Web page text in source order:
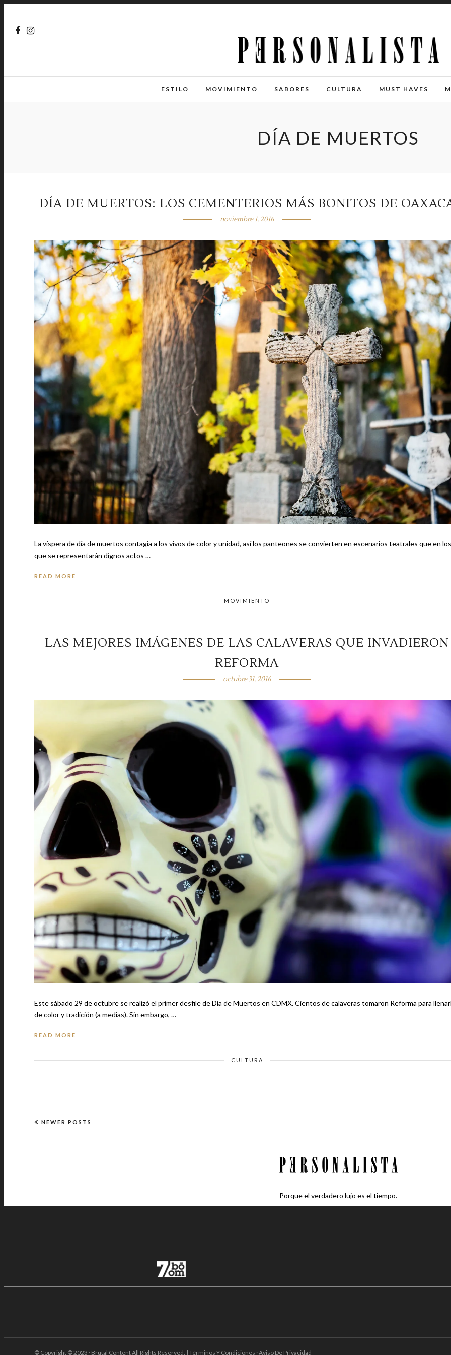
ESTILO MOVIMIENTO SABORES CULTURA MUST HAVES
DÍA DE MUERTOS
DÍA DE MUERTOS: LOS CEMENTERIOS MÁS BONITOS DE
noviembre 1, 2016
La víspera de día de muertos contagia a los vivos de color y unidad, así los panteones se convierten en escenarios teatrales que en los
que se representarán dignos actos …
READ MORE
MOVIMIENTO
LAS MEJORES IMÁGENES DE LAS CALAVERAS QUE INVADIERON
REFORMA
octubre 31, 2016
Este sábado 29 de octubre se realizó el primer desfile de Día de Muertos en CDMX. Cientos de calaveras tomaron Reforma para
de color y tradición (a medias). Sin embargo, …
READ MORE
CULTURA
NEWER POSTS
Porque el verdadero lujo es el tiempo.
© Copyright © 2023 · Brutal Content All Rights Reserved. | Términos Y Condiciones · Aviso De Privacidad